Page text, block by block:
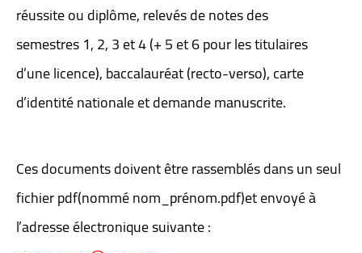
réussite ou diplôme, relevés de notes des
semestres 1, 2, 3 et 4 (+ 5 et 6 pour les titulaires
d’une licence), baccalauréat (recto-verso), carte
d’identité nationale et demande manuscrite.
Ces documents doivent être rassemblés dans un seul
fichier pdf(nommé nom_prénom.pdf)et envoyé à
l’adresse électronique suivante :